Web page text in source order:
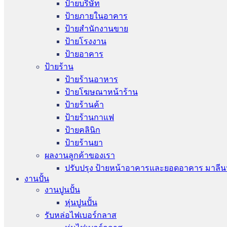
ป้ายบริษัท
ป้ายภายในอาคาร
ป้ายสำนักงานขาย
ป้ายโรงงาน
ป้ายอาคาร
ป้ายร้าน
ป้ายร้านอาหาร
ป้ายโฆษณาหน้าร้าน
ป้ายร้านค้า
ป้ายร้านกาแฟ
ป้ายคลินิก
ป้ายร้านยา
ผลงานลูกค้าของเรา
ปรับปรุง ป้ายหน้าอาคารและยอดอาคาร มาลี
งานปั้น
งานปูนปั้น
หุ่นปูนปั้น
รับหล่อไฟเบอร์กลาส